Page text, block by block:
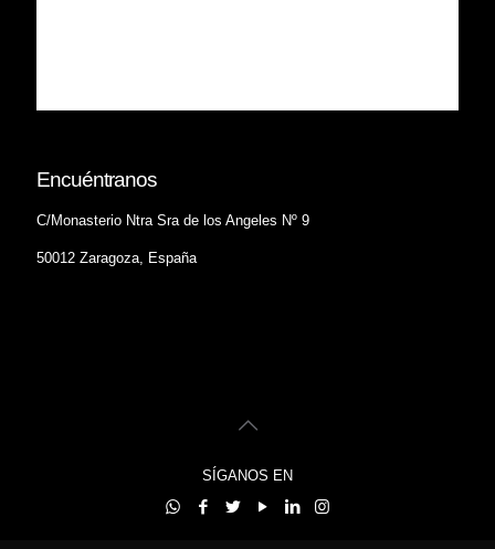
Encuéntranos
C/Monasterio Ntra Sra de los Angeles Nº 9
50012 Zaragoza, España
SÍGANOS EN